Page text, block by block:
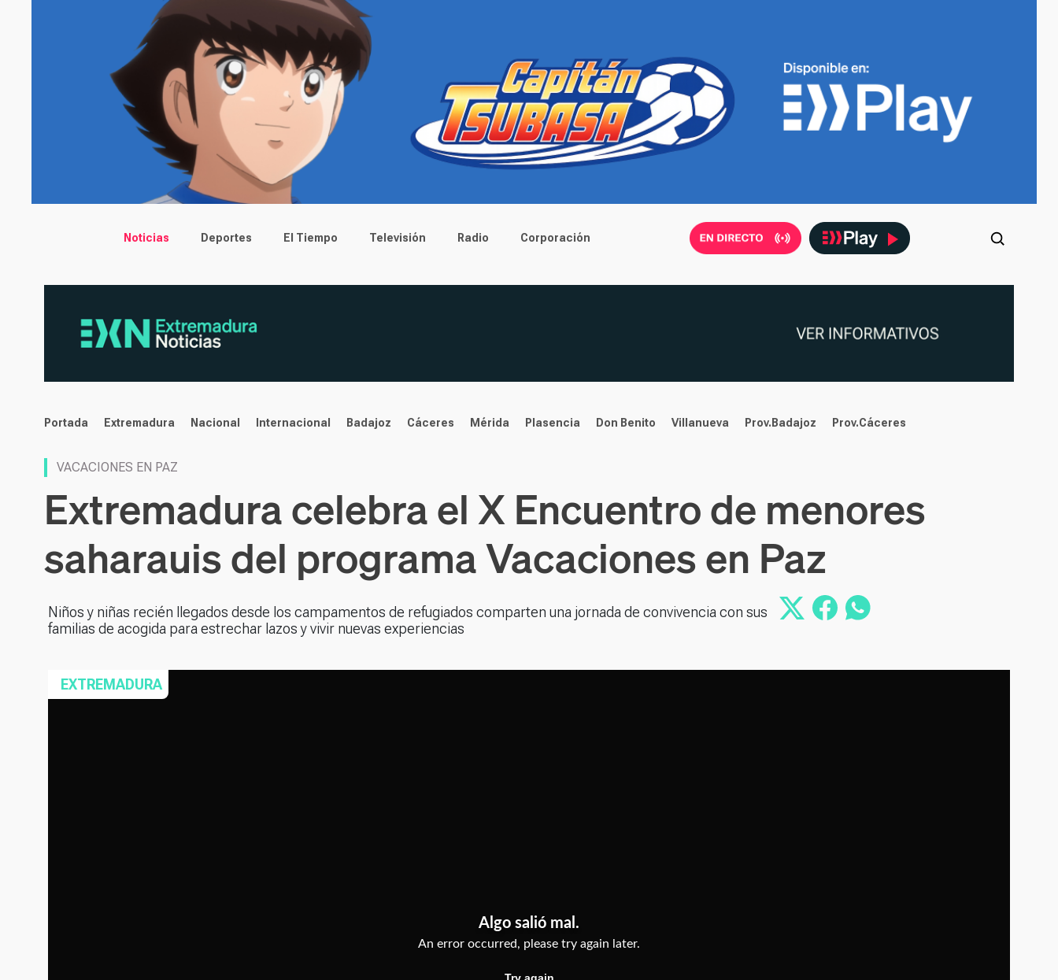
Main menu
Noticias Deportes El Tiempo Televisión Radio Corporación
noticias
Portada Extremadura Nacional Internacional Badajoz Cáceres Mérida Plasencia Don Benito Villanueva Prov.Badajoz Prov.Cáceres
VACACIONES EN PAZ
Extremadura celebra el X Encuentro de menores
saharauis del programa Vacaciones en Paz
Niños y niñas recién llegados desde los campamentos de refugiados comparten una jornada de convivencia con sus
familias de acogida para estrechar lazos y vivir nuevas experiencias
EXTREMADURA